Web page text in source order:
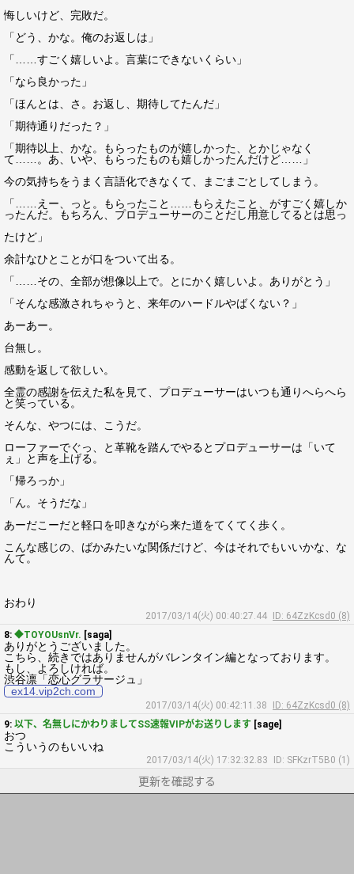
悔しいけど、完敗だ。
「どう、かな。俺のお返しは」
「……すごく嬉しいよ。言葉にできないくらい」
「なら良かった」
「ほんとは、さ。お返し、期待してたんだ」
「期待通りだった？」
「期待以上、かな。もらったものが嬉しかった、とかじゃなく
て……。あ、いや、もらったものも嬉しかったんだけど……」
今の気持ちをうまく言語化できなくて、まごまごとしてしまう。
「……えー、っと。もらったこと……もらえたこと、がすごく嬉しか
ったんだ。もちろん、プロデューサーのことだし用意してるとは思っ
たけど」
余計なひとことが口をついて出る。
「……その、全部が想像以上で。とにかく嬉しいよ。ありがとう」
「そんな感激されちゃうと、来年のハードルやばくない？」
あーあー。
台無し。
感動を返して欲しい。
全霊の感謝を伝えた私を見て、プロデューサーはいつも通りへらへら
と笑っている。
そんな、やつには、こうだ。
ローファーでぐっ、と革靴を踏んでやるとプロデューサーは「いて
ぇ」と声を上げる。
「帰ろっか」
「ん。そうだな」
あーだこーだと軽口を叩きながら来た道をてくてく歩く。
こんな感じの、ばかみたいな関係だけど、今はそれでもいいかな、な
んて。
おわり
2017/03/14(火) 00:40:27.44
ID: 64ZzKcsd0 (8)
8: ◆TOYOUsnVr. [saga]
ありがとうございました。
こちら、続きではありませんがバレンタイン編となっております。
もし、よろしければ。
渋谷凛「恋心グラサージュ」
ex14.vip2ch.com
2017/03/14(火) 00:42:11.38
ID: 64ZzKcsd0 (8)
9: 以下、名無しにかわりましてSS速報VIPがお送りします [sage]
おつ
こういうのもいいね
2017/03/14(火) 17:32:32.83 ID: SFKzrT5B0 (1)
更新を確認する